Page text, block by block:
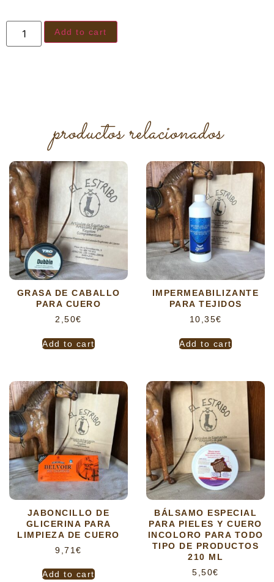
Add to cart
productos relacionados
GRASA DE CABALLO
PARA CUERO
2,50€
Add to cart
IMPERMEABILIZANTE
PARA TEJIDOS
10,35€
Add to cart
JABONCILLO DE
GLICERINA PARA
LIMPIEZA DE CUERO
9,71€
Add to cart
BÁLSAMO ESPECIAL
PARA PIELES Y CUERO
INCOLORO PARA TODO
TIPO DE PRODUCTOS
210 ML
5,50€